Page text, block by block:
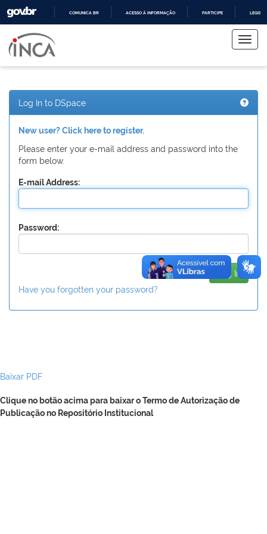
COMUNICA BR ACESSO À INFORMAÇÃO PARTICIPE
navigation
Log In to DSpace
New user? Click here to register.
Please enter your e-mail address and password into the
form below.
E-mail Address:
Password:
Have you forgotten your password?
Baixar PDF
Clique no botão acima para baixar o Termo de Autorização de
Publicação no Repositório Institucional